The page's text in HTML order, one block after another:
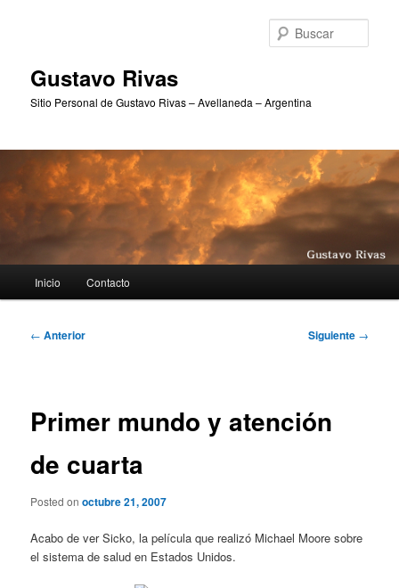
Gustavo Rivas
Sitio Personal de Gustavo Rivas – Avellaneda – Argentina
principal
Inicio Contacto
Navegación
← Anterior Siguiente →
Primer mundo y atención
de cuarta
Posted onoctubre 21, 2007
Acabo de ver Sicko, la película que realizó Michael Moore sobre
el sistema de salud en Estados Unidos.